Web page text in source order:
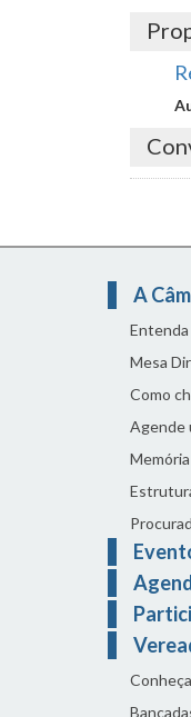
A
Entenda
Mesa
Como
Agende
Memória